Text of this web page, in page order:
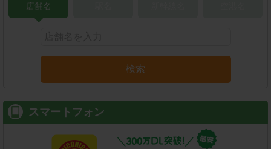
店舗名
検索
スマートフォン